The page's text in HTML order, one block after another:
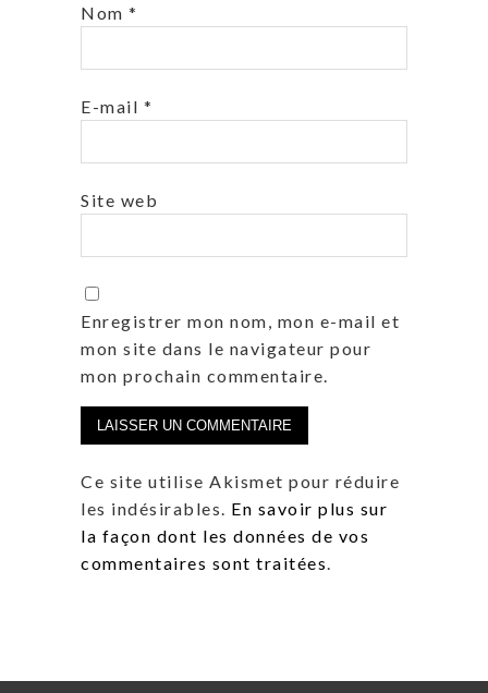
Nom *
E-mail *
Site web
Enregistrer mon nom, mon e-mail et
mon site dans le navigateur pour
mon prochain commentaire.
Ce site utilise Akismet pour réduire
les indésirables. En savoir plus sur
la façon dont les données de vos
commentaires sont traitées.